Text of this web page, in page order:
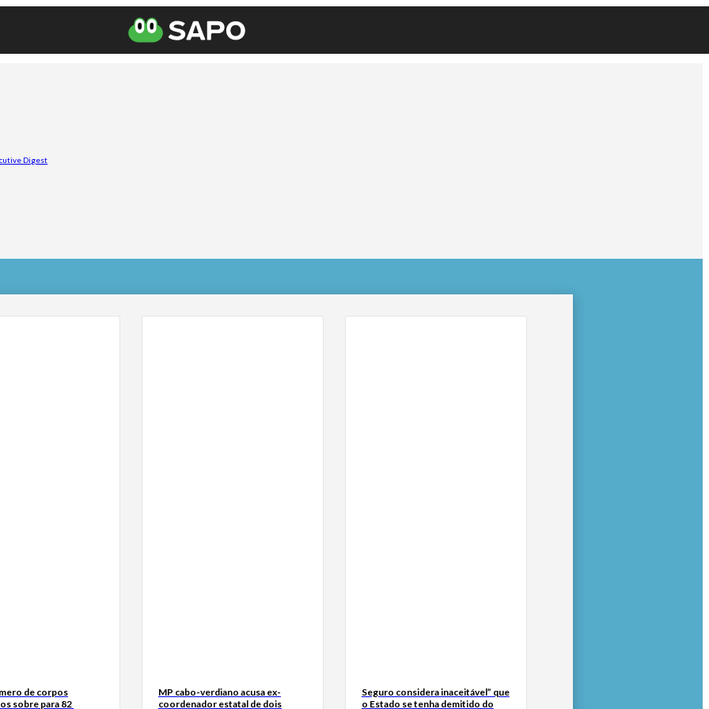
de corpos
sobre para 82
MP cabo-verdiano acusa ex-
coordenador estatal de dois
Seguro considera inaceitável” que
o Estado se tenha demitido do